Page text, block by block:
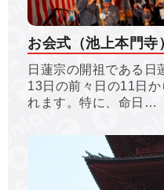
お会式（池上本門寺）
日蓮宗の開祖である日
13日の前々日の11日
れます。特に、命日…